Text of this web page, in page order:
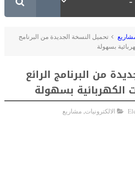
تحميل النسخة الجديدة من البرنامج
بسهولة
من البرنامج الرائع
الكهربائية بسهولة
الالكترونيات, مشاريع